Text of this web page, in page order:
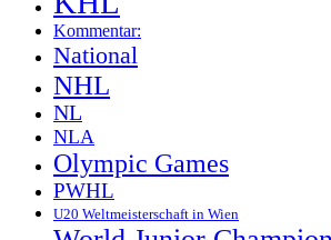
Kommentar:
National
NHL
NL
NLA
Olympic Games
PWHL
U20 Weltmeisterschaft in Wien